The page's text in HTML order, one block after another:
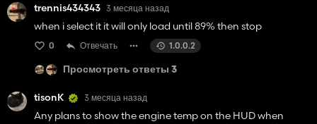
trennis434343 3 месяца назад
when i select it it will only load until 89% then stop
0 Отвечать 1.0.0.2
Просмотреть ответы 3
tisonK 3 месяца назад
Any plans to show the engine temp on the HUD when